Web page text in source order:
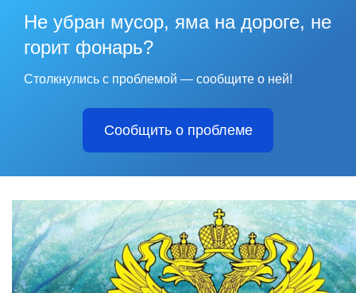
Не убран мусор, яма на дороге, не
горит фонарь?
Столкнулись с проблемой — сообщите о ней!
Сообщить о проблеме